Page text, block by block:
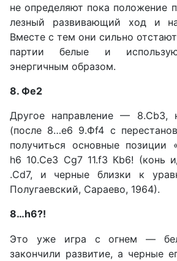
не определяют пока положение
лезный развивающий ход и
Вместе с тем они сильно
партии белые и
энергичным образом.
8. Фе2
Другое направление — 8.Сb3,
(после 8…е6 9.Фf4 с
получиться основные позиции
h6 10.Сe3 Сg7 11.f3 Кb6! (конь
.Сd7, и черные близки к
Полугаевский, Сараево, 1964).
8…h6?!
Это уже игра с огнем —
закончили развитие, а черные